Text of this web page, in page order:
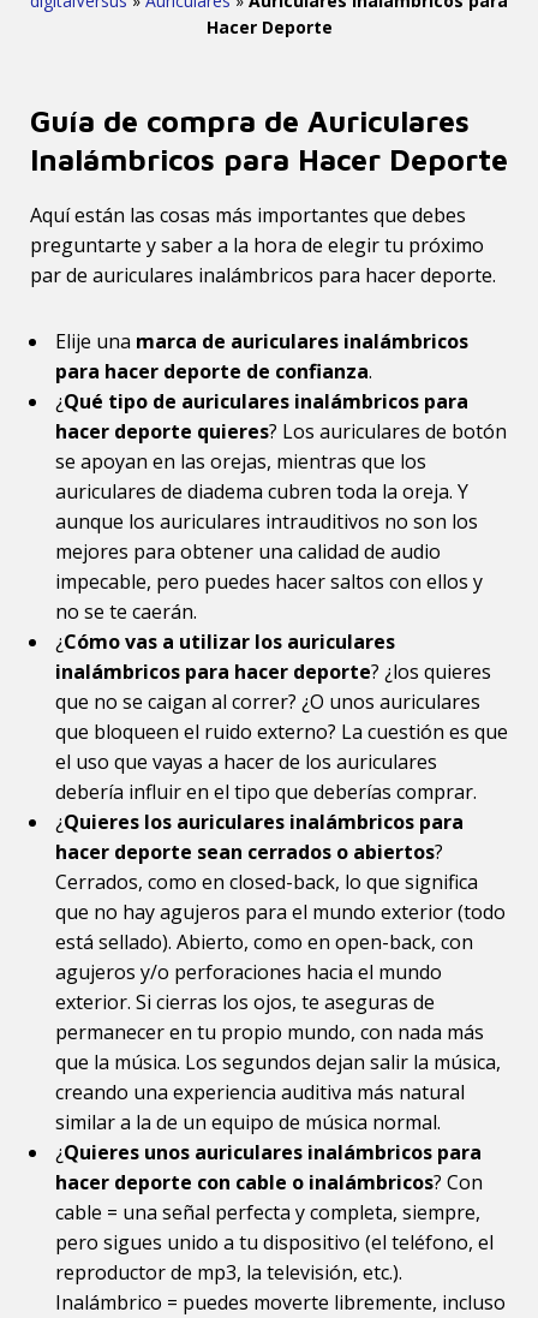
Hacer Deporte
Guía de compra de Auriculares
Inalámbricos para Hacer Deporte
Aquí están las cosas más importantes que debes
preguntarte y saber a la hora de elegir tu próximo
par de auriculares inalámbricos para hacer deporte.
Elije una marca de auriculares inalámbricos
para hacer deporte de confianza.
¿Qué tipo de auriculares inalámbricos para
hacer deporte quieres? Los auriculares de botón
se apoyan en las orejas, mientras que los
auriculares de diadema cubren toda la oreja. Y
aunque los auriculares intrauditivos no son los
mejores para obtener una calidad de audio
impecable, pero puedes hacer saltos con ellos y
no se te caerán.
¿Cómo vas a utilizar los auriculares
inalámbricos para hacer deporte? ¿los quieres
que no se caigan al correr? ¿O unos auriculares
que bloqueen el ruido externo? La cuestión es que
el uso que vayas a hacer de los auriculares
debería influir en el tipo que deberías comprar.
¿Quieres los auriculares inalámbricos para
hacer deporte sean cerrados o abiertos?
Cerrados, como en closed-back, lo que significa
que no hay agujeros para el mundo exterior (todo
está sellado). Abierto, como en open-back, con
agujeros y/o perforaciones hacia el mundo
exterior. Si cierras los ojos, te aseguras de
permanecer en tu propio mundo, con nada más
que la música. Los segundos dejan salir la música,
creando una experiencia auditiva más natural
similar a la de un equipo de música normal.
¿Quieres unos auriculares inalámbricos para
hacer deporte con cable o inalámbricos? Con
cable = una señal perfecta y completa, siempre,
pero sigues unido a tu dispositivo (el teléfono, el
reproductor de mp3, la televisión, etc.).
Inalámbrico = puedes moverte libremente, incluso